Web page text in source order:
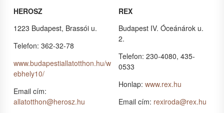
HEROSZ
1223 Budapest, Brassói u.
Telefon: 362-32-78
www.budapestiallatotthon.hu/w
ebhely10/
Email cím:
allatotthon@herosz.hu
REX
Budapest IV. Óceánárok u.
2.
Telefon: 230-4080, 435-
0533
Honlap:www.rex.hu
Email cím: rexiroda@rex.hu